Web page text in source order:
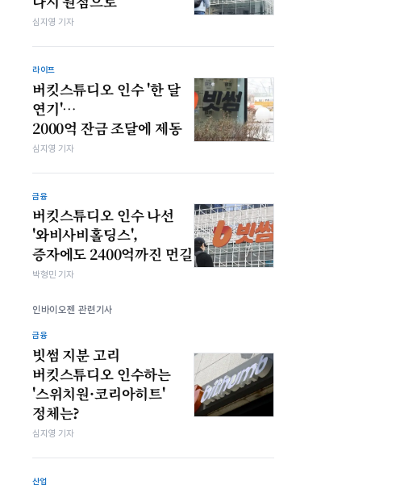
심지영 기자
라이프
버킷스튜디오 인수 '한 달
연기'…
2000억 잔금 조달에 제동
심지영 기자
금융
버킷스튜디오 인수 나선
'와비사비홀딩스',
증자에도 2400억까진 먼길
박형민 기자
인바이오젠 관련기사
금융
빗썸 지분 고리
버킷스튜디오 인수하는
'스위치원·코리아히트'
정체는?
심지영 기자
산업